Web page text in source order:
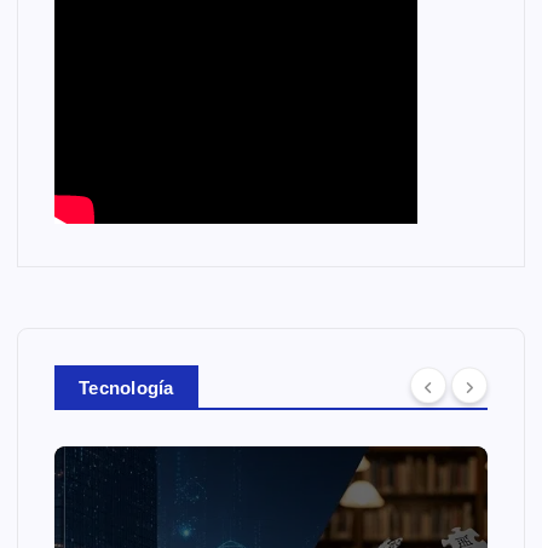
Tecnología